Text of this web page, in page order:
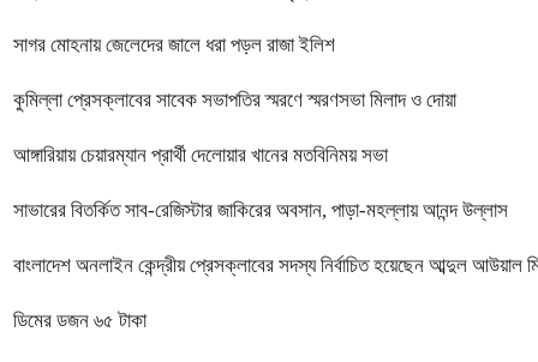
সাগর মোহনায় জেলেদের জালে ধরা পড়ল রাজা ইলিশ
কুমিল্লা প্রেসক্লাবের সাবেক সভাপতির স্মরণে স্মরণসভা মিলাদ ও দোয়া
আঙ্গারিয়ায় চেয়ারম্যান প্রার্থী দেলোয়ার খানের মতবিনিময় সভা
সাভারের বিতর্কিত সাব-রেজিস্টার জাকিরের অবসান, পাড়া-মহল্লায় আনন্দ উল্লাস
বাংলাদেশ অনলাইন কেন্দ্রীয় প্রেসক্লাবের সদস্য নির্বাচিত হয়েছেন আব্দুল আউয়াল
ডিমের ডজন ৬৫ টাকা